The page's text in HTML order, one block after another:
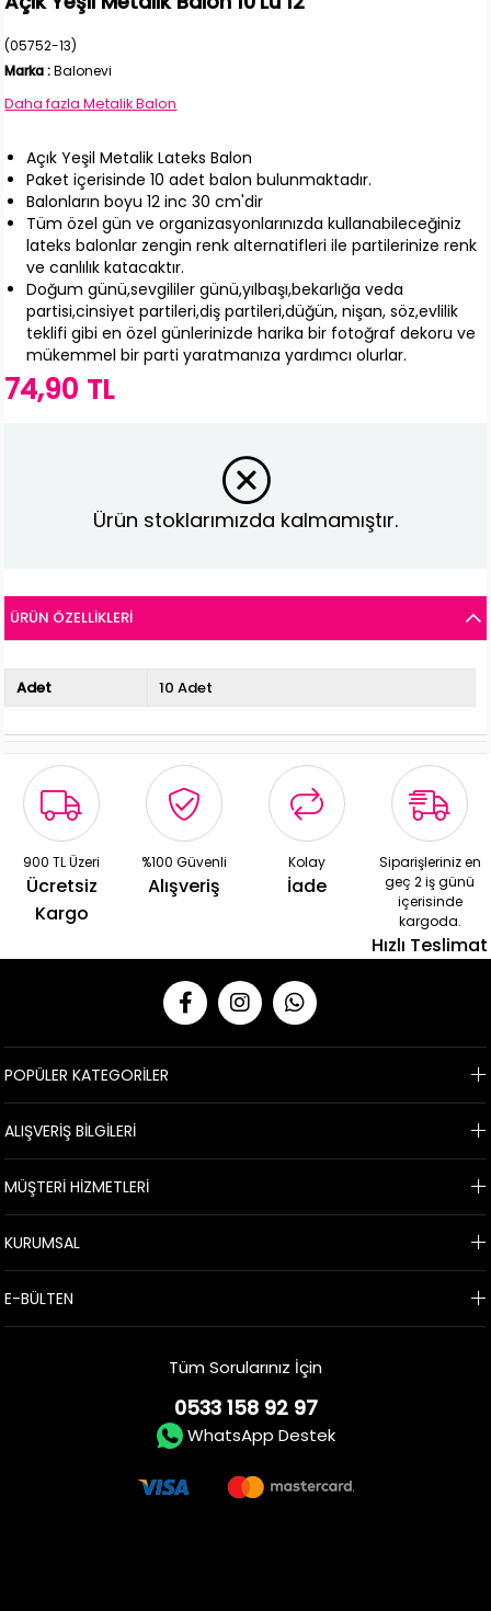
(05752-13)
Marka : Balonevi
Daha fazlaMetalik Balon
Açık Yeşil Metalik Lateks Balon
Paket içerisinde 10 adet balon bulunmaktadır.
Balonların boyu 12 inc 30 cm'dir
Tüm özel gün ve organizasyonlarınızda kullanabileceğiniz
lateks balonlar zengin renk alternatifleri ile partilerinize renk
ve canlılık katacaktır.
Doğum günü,sevgililer günü,yılbaşı,bekarlığa veda
partisi,cinsiyet partileri,diş partileri,düğün, nişan, söz,evlilik
teklifi gibi en özel günlerinizde harika bir fotoğraf dekoru ve
mükemmel bir parti yaratmanıza yardımcı olurlar.
74,90 TL
Ürün stoklarımızda kalmamıştır.
ÜRÜN ÖZELLIKLERI
Adet 10 Adet
900 TL Üzeri
Ücretsiz
Kargo
%100 Güvenli
Alışveriş
Kolay
İade
Siparişleriniz en
geç 2 iş günü
içerisinde
kargoda.
Hızlı Teslimat
POPÜLER KATEGORİLER
ALIŞVERİŞ BİLGİLERİ
MÜŞTERİ HİZMETLERİ
KURUMSAL
E-BÜLTEN
Tüm Sorularınız İçin
0533 158 92 97
WhatsApp Destek